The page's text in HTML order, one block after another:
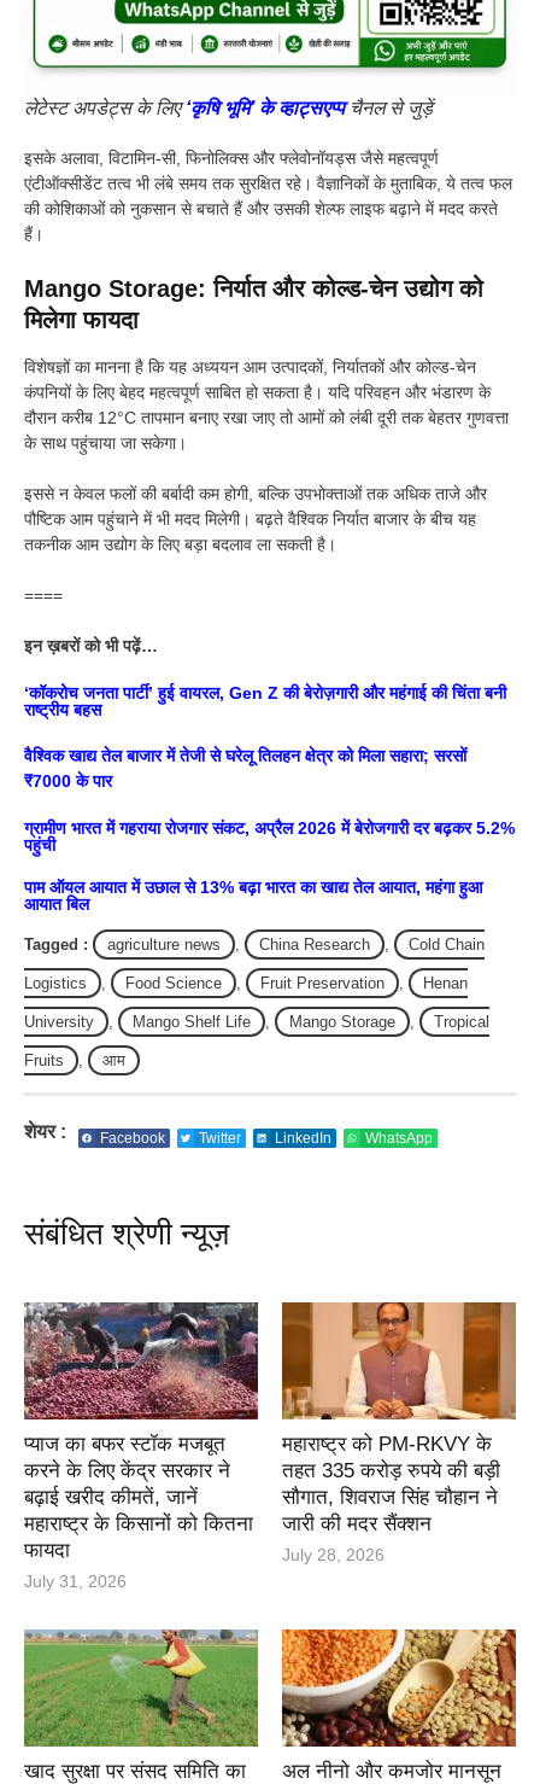
लेटेस्ट अपडेट्स के लिए‘कृषि भूमि’ के व्हाट्सएप्पचैनल से जुड़ें
इसके अलावा, विटामिन-सी, फिनोलिक्स और फ्लेवोनॉयड्स जैसे महत्वपूर्ण
एंटीऑक्सीडेंट तत्व भी लंबे समय तक सुरक्षित रहे। वैज्ञानिकों के मुताबिक, ये तत्व फल
की कोशिकाओं को नुकसान से बचाते हैं और उसकी शेल्फ लाइफ बढ़ाने में मदद करते
हैं।
Mango Storage: निर्यात और कोल्ड-चेन उद्योग को
मिलेगा फायदा
विशेषज्ञों का मानना है कि यह अध्ययन आम उत्पादकों, निर्यातकों और कोल्ड-चेन
कंपनियों के लिए बेहद महत्वपूर्ण साबित हो सकता है। यदि परिवहन और भंडारण के
दौरान करीब 12°C तापमान बनाए रखा जाए तो आमों को लंबी दूरी तक बेहतर गुणवत्ता
के साथ पहुंचाया जा सकेगा।
इससे न केवल फलों की बर्बादी कम होगी, बल्कि उपभोक्ताओं तक अधिक ताजे और
पौष्टिक आम पहुंचाने में भी मदद मिलेगी। बढ़ते वैश्विक निर्यात बाजार के बीच यह
तकनीक आम उद्योग के लिए बड़ा बदलाव ला सकती है।
====
इन ख़बरों को भी पढ़ें…
‘कॉकरोच जनता पार्टी’ हुई वायरल, Gen Z की बेरोज़गारी और महंगाई की चिंता बनी
राष्ट्रीय बहस
वैश्विक खाद्य तेल बाजार में तेजी से घरेलू तिलहन क्षेत्र को मिला सहारा; सरसों
₹7000 के पार
ग्रामीण भारत में गहराया रोजगार संकट, अप्रैल 2026 में बेरोजगारी दर बढ़कर 5.2%
पहुंची
पाम ऑयल आयात में उछाल से 13% बढ़ा भारत का खाद्य तेल आयात, महंगा हुआ
आयात बिल
Tagged : agriculture news China Research Cold Chain
Logistics Food Science Fruit Preservation Henan
University Mango Shelf Life Mango Storage Tropical
Fruits आम
शेयर : Facebook Twitter LinkedIn WhatsApp
संबंधित श्रेणी न्यूज़
प्याज का बफर स्टॉक मजबूत
करने के लिए केंद्र सरकार ने
बढ़ाई खरीद कीमतें, जानें
महाराष्ट्र के किसानों को कितना
फायदा
July 31, 2026
महाराष्ट्र को PM-RKVY के
तहत 335 करोड़ रुपये की बड़ी
सौगात, शिवराज सिंह चौहान ने
जारी की मदर सैंक्शन
July 28, 2026
खाद सुरक्षा पर संसद समिति का
अल नीनो और कमजोर मानसून